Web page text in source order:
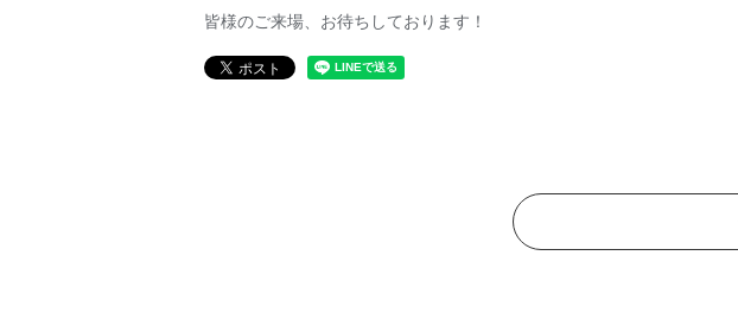
皆様のご来場、お待ちしております！